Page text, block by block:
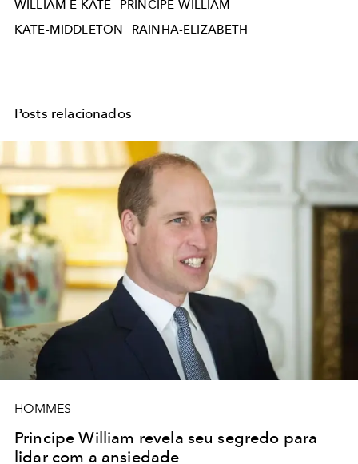
WILLIAM E KATE
PRINCIPE-WILLIAM
KATE-MIDDLETON
RAINHA-ELIZABETH
Posts relacionados
HOMMES
Principe William revela seu segredo para
lidar com a ansiedade